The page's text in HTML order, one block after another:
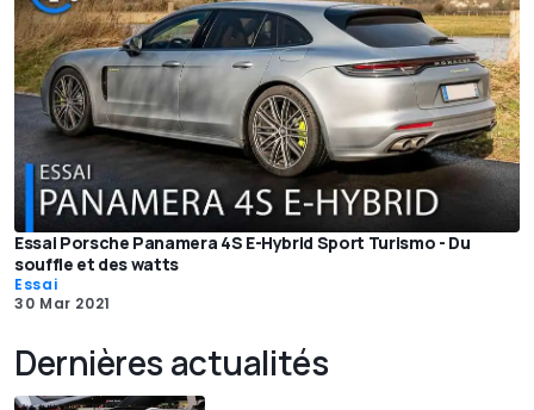
Essai Porsche Panamera 4S E-Hybrid Sport Turismo - Du
souffle et des watts
Essai
30 Mar 2021
Dernières actualités